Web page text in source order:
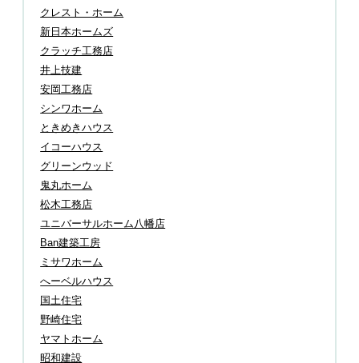
クレスト・ホーム
新日本ホームズ
クラッチ工務店
井上技建
安岡工務店
シンワホーム
ときめきハウス
イコーハウス
グリーンウッド
鬼丸ホーム
松木工務店
ユニバーサルホーム八幡店
Ban建築工房
ミサワホーム
へーベルハウス
国土住宅
野崎住宅
ヤマトホーム
昭和建設